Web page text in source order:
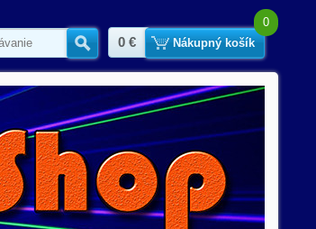
Hľadať
0 €
0
Nákupný košík